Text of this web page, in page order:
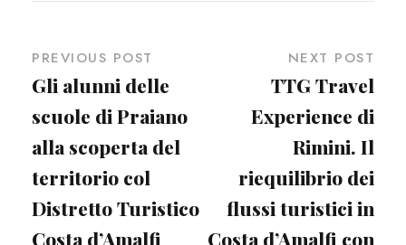
PREVIOUS POST
Gli alunni delle
scuole di Praiano
alla scoperta del
territorio col
Distretto Turistico
Costa d’Amalfi
NEXT POST
TTG Travel
Experience di
Rimini. Il
riequilibrio dei
flussi turistici in
Costa d’Amalfi con